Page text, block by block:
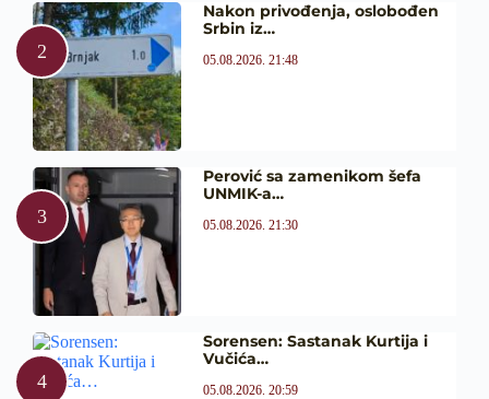
Nakon privođenja, oslobođen
Srbin iz…
05.08.2026. 21:48
Perović sa zamenikom šefa
UNMIK-a…
05.08.2026. 21:30
Sorensen: Sastanak Kurtija i
Vučića…
05.08.2026. 20:59